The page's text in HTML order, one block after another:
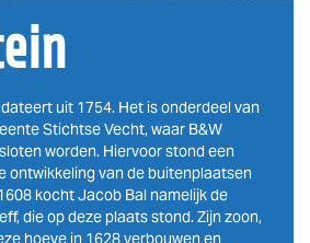
uit 1754. Het is onderdeel van
Stichtse Vecht, waar B&W
worden. Hiervoor stond een
ontwikkeling van de buitenplaatsen
kocht Jacob Bal namelijk de
die op deze plaats stond. Zijn zoon,
hoeve in 1628 verbouwen en